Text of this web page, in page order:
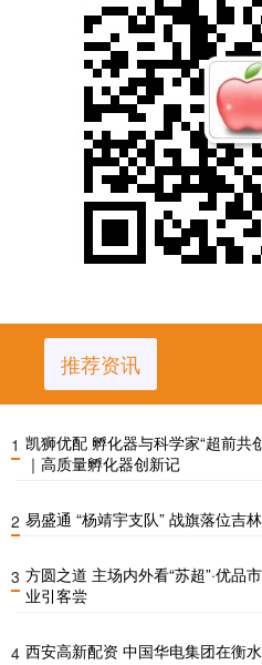
推荐资讯
1 凯狮优配 孵化器与科学家“超前共
｜高质量孵化器创新记
2 易盛通 “杨靖宇支队” 战旗落位吉
3 方圆之道 主场内外看“苏超”·优品
业引客尝
4 西安高新配资 中国华电集团在衡